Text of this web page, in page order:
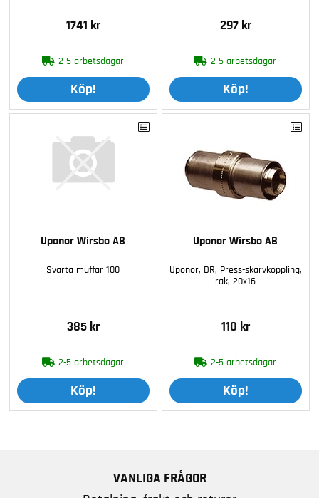
1741 kr
2-5 arbetsdagar
Köp!
297 kr
2-5 arbetsdagar
Köp!
Uponor Wirsbo AB
Svarta muffar 100
385 kr
2-5 arbetsdagar
Köp!
Uponor Wirsbo AB
Uponor, DR, Press-skarvkoppling,
rak, 20x16
110 kr
2-5 arbetsdagar
Köp!
VANLIGA FRÅGOR